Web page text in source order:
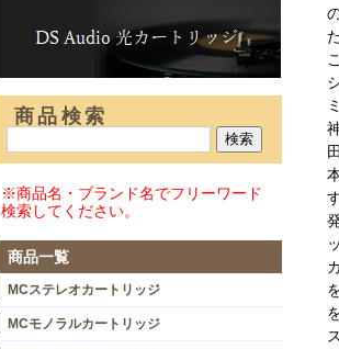
商品検索
※商品名・ブランド名でフリーワード
検索してください。
商品一覧
MCステレオカートリッジ
MCモノラルカートリッジ